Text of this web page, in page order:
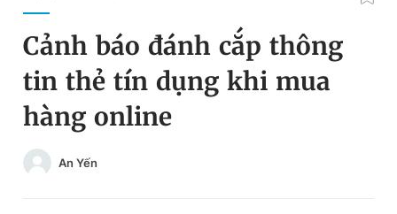
Chuyên mục
Chuyên mục khác
Chào ngày mới
Đổi mật khẩu
Tin đã lưu
Tin đã xem
Cảnh báo đánh cắp thông
tin thẻ tín dụng khi mua
hàng online
An Yến